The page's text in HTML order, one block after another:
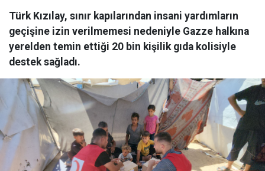
Türk Kızılay, sınır kapılarından insani yardımların
geçişine izin verilmemesi nedeniyle Gazze halkına
yerelden temin ettiği 20 bin kişilik gıda kolisiyle
destek sağladı.